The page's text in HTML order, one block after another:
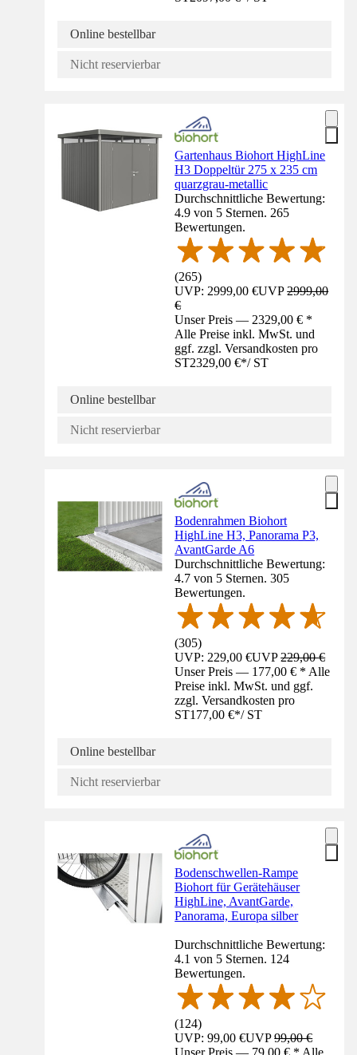
Online bestellbar
Nicht reservierbar
Gartenhaus Biohort HighLine
H3 Doppeltür 275 x 235 cm
quarzgrau-metallic
Durchschnittliche Bewertung:
4.9 von 5 Sternen. 265
Bewertungen.
(265)
UVP: 2999,00 €UVP2999,00
€
Unser Preis — 2329,00 € *
Alle Preise inkl. MwSt. und
ggf. zzgl. Versandkosten pro
ST2329,00 €*/ ST
Online bestellbar
Nicht reservierbar
Bodenrahmen Biohort
HighLine H3, Panorama P3,
AvantGarde A6
Durchschnittliche Bewertung:
4.7 von 5 Sternen. 305
Bewertungen.
(305)
UVP: 229,00 €UVP229,00 €
Unser Preis — 177,00 € * Alle
Preise inkl. MwSt. und ggf.
zzgl. Versandkosten pro
ST177,00 €*/ ST
Online bestellbar
Nicht reservierbar
Bodenschwellen-Rampe
Biohort für Gerätehäuser
HighLine, AvantGarde,
Panorama, Europa silber
Durchschnittliche Bewertung:
4.1 von 5 Sternen. 124
Bewertungen.
(124)
UVP: 99,00 €UVP99,00 €
Unser Preis — 79,00 € * Alle